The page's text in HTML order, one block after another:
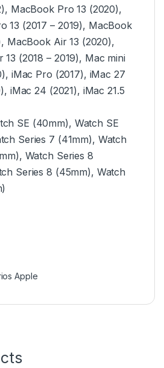
MacBook Pro 13 (2020),
13 (2017 – 2019), MacBook
MacBook Air 13 (2020),
13 (2018 – 2019), Mac mini
iMac Pro (2017), iMac 27
iMac 24 (2021), iMac 21.5
SE (40mm), Watch SE
Series 7 (41mm), Watch
Watch Series 8
Series 8 (45mm), Watch
Apple